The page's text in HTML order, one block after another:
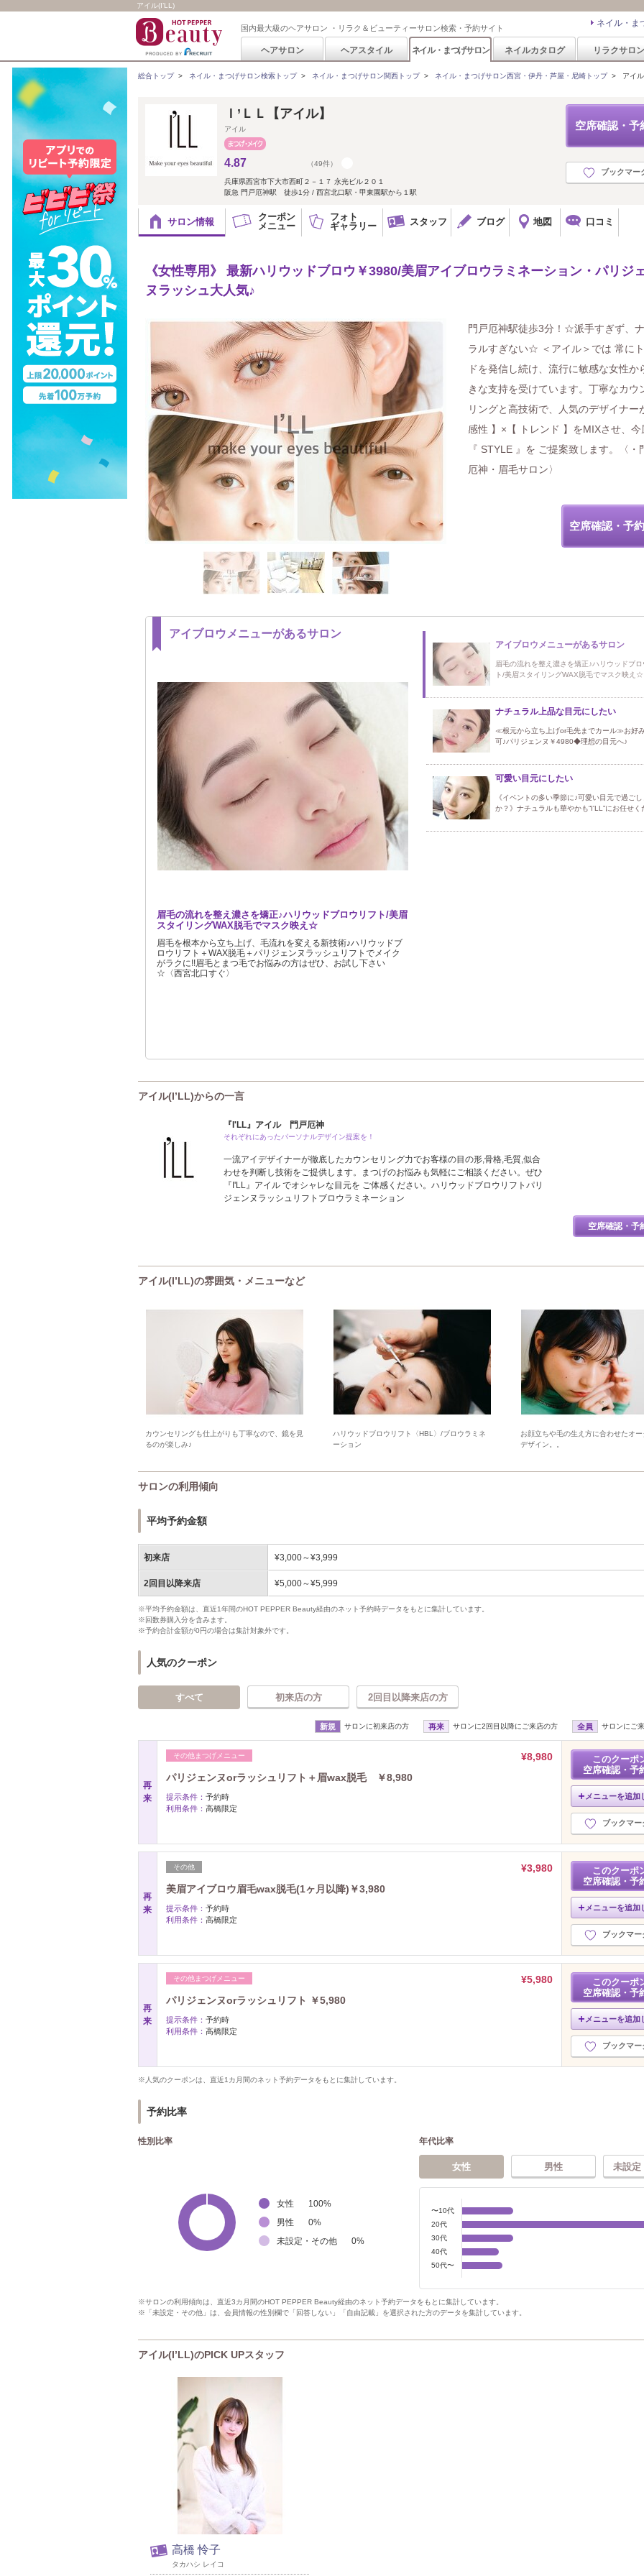
アイル(I’LL)
国内最大級のヘアサロン ・リラク＆ビューティーサロン検索・予約サイト ネイル・ま
ヘアサロン ヘアスタイル ネイル・まつげサロン ネイルカタログ リラクサロン
総合トップ> ネイル・まつげサロン検索トップ> ネイル・まつげサロン関西トップ> ネイル・まつげサロン西宮・伊丹・芦屋・尼崎トップ> アイ
空席確認・予
ブックマー
Ｉ’ＬＬ【アイル】
アイル
4.87 （49件）
兵庫県西宮市下大市西町２－１７ 永光ビル２０１
阪急 門戸厄神駅 徒歩1分 / 西宮北口駅・甲東園駅から１駅
サロン情報
クーポン
メニュー
フォト
ギャラリー
スタッフ ブログ 地図 口コミ
《女性専用》 最新ハリウッドブロウ￥3980/美眉アイブロウラミネーション・パリジ
ヌラッシュ大人気♪
門戸厄神駅徒歩3分！☆派手すぎず、
ラルすぎない☆ ＜アイル＞では 常に
ドを発信し続け、流行に敏感な女性か
きな支持を受けています。丁寧なカウ
リングと高技術で、人気のデザイナー
感性 】×【 トレンド 】をMIXさせ、今
『 STYLE 』を ご提案致します。〈・
厄神・眉毛サロン〉
空席確認・予
アイブロウメニューがあるサロン
眉毛の流れを整え濃さを矯正♪ハリウッドブロウリフト/美眉
スタイリングWAX脱毛でマスク映え☆
眉毛を根本から立ち上げ、毛流れを変える新技術♪ハリウッドブ
ロウリフト＋WAX脱毛＋パリジェンヌラッシュリフトでメイク
がラクに!!眉毛とまつ毛でお悩みの方はぜひ、お試し下さい
☆〈西宮北口すぐ〉
アイブロウメニューがあるサロン
眉毛の流れを整え濃さを矯正♪ハリウッドブ
ト/美眉スタイリングWAX脱毛でマスク映え☆
ナチュラル上品な目元にしたい
≪根元から立ち上げor毛先までカール≫お好
可♪パリジェンヌ￥4980◆理想の目元へ♪
可愛い目元にしたい
《イベントの多い季節に♪可愛い目元で過ご
か？》ナチュラルも華やかも“I'LL”にお任せく
アイル(I’LL)からの一言
『I'LL』アイル 門戸厄神
それぞれにあったパーソナルデザイン提案を！
一流アイデザイナーが徹底したカウンセリング力でお客様の目の形,骨格,毛質,似合
わせを判断し技術をご提供します。まつげのお悩みも気軽にご相談ください。ぜひ
『I'LL』アイル でオシャレな目元を ご体感ください。ハリウッドブロウリフトパリ
ジェンヌラッシュリフトブロウラミネーション
空席確認・予
アイル(I’LL)の雰囲気・メニューなど
カウンセリングも仕上がりも丁寧なので、鏡を見
るのが楽しみ♪
ハリウッドブロウリフト〈HBL〉/ブロウラミネ
ーション
お顔立ちや毛の生え方に合わせたオ
デザイン。。
サロンの利用傾向
平均予約金額
初来店 ¥3,000～¥3,999
2回目以降来店 ¥5,000～¥5,999
※平均予約金額は、直近1年間のHOT PEPPER Beauty経由のネット予約時データをもとに集計しています。
※回数券購入分を含みます。
※予約合計金額が0円の場合は集計対象外です。
人気のクーポン
すべて 初来店の方 2回目以降来店の方
新規 サロンに初来店の方 再来 サロンに2回目以降にご来店の方 全員 サロンにご
再
来
その他まつげメニュー
¥8,980
パリジェンヌorラッシュリフト＋眉wax脱毛 ￥8,980
提示条件： 予約時
利用条件： 高橋限定
このクーポ
空席確認・予
メニューを追加
ブックマー
再
来
その他
¥3,980
美眉アイブロウ眉毛wax脱毛(1ヶ月以降)￥3,980
提示条件： 予約時
利用条件： 高橋限定
このクーポ
空席確認・予
メニューを追加
ブックマー
再
来
その他まつげメニュー
¥5,980
パリジェンヌorラッシュリフト ￥5,980
提示条件： 予約時
利用条件： 高橋限定
このクーポ
空席確認・予
メニューを追加
ブックマー
※人気のクーポンは、直近1カ月間のネット予約データをもとに集計しています。
予約比率
性別比率
女性 100%
男性
0%
未設定・その他
0%
年代比率
女性 男性 未設定
〜10代
20代
30代
40代
50代〜
※サロンの利用傾向は、直近3カ月間のHOT PEPPER Beauty経由のネット予約データをもとに集計しています。
※「未設定・その他」は、会員情報の性別欄で「回答しない」「自由記載」を選択された方のデータを集計しています。
アイル(I’LL)のPICK UPスタッフ
高橋 怜子
タカハシ レイコ